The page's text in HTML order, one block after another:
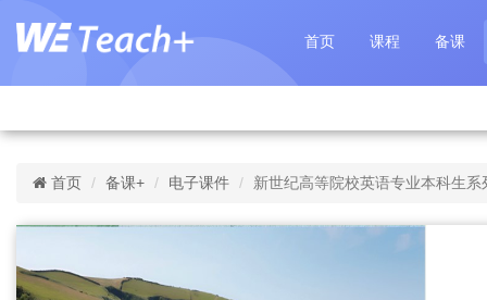
首页 课程 备课
首页 备课+ 电子课件 新世纪高等院校英语专业本科生